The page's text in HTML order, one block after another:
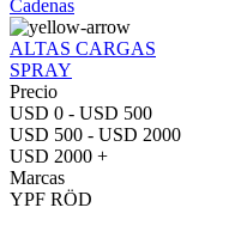
Cadenas
ALTAS CARGAS
SPRAY
Precio
USD 0 - USD 500
USD 500 - USD 2000
USD 2000 +
Marcas
YPF RÖD